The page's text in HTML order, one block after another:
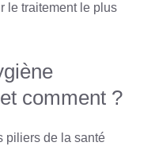
le traitement le plus
comment ?
piliers de la santé